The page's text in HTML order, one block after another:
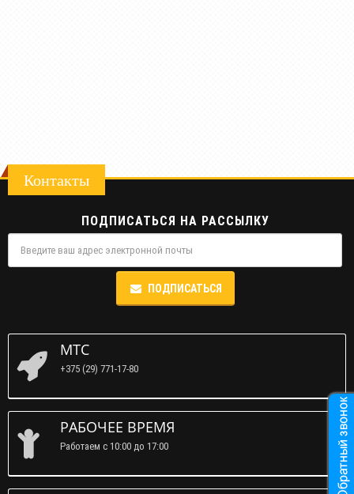
Контакты
ПОДПИСАТЬСЯ НА РАССЫЛКУ
ПОДПИСАТЬСЯ
МТС
+375 (29) 771-17-80
РАБОЧЕЕ ВРЕМЯ
Работаем c 10:00 до 17:00